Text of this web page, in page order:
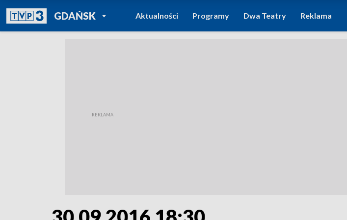
GDAŃSKPOWRÓT DO
TVP REGIONY
Aktualności Programy Dwa Teatry Reklama